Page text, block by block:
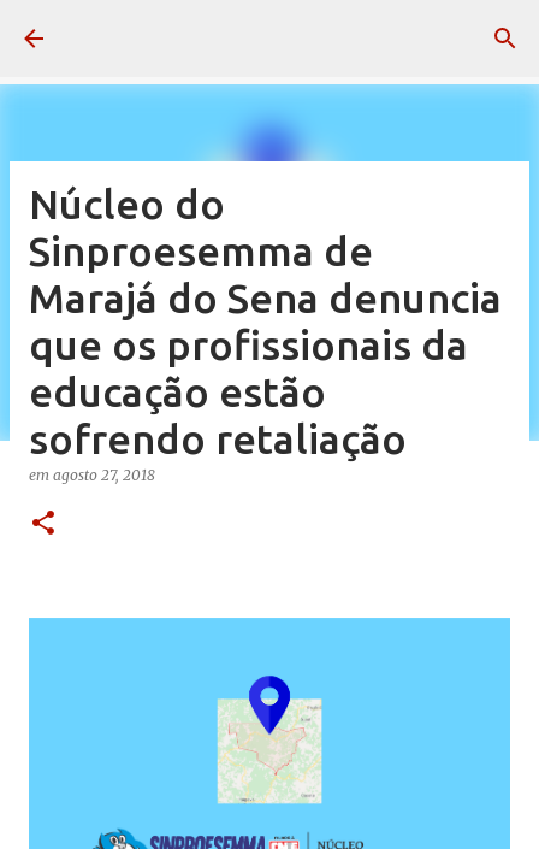
Núcleo do
Sinproesemma de
Marajá do Sena denuncia
que os profissionais da
educação estão
sofrendo retaliação
em agosto 27, 2018